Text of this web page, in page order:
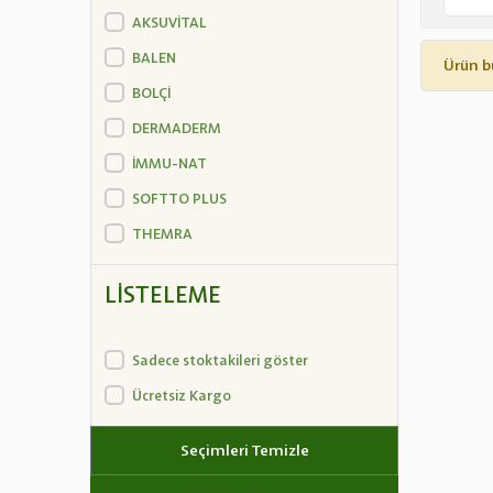
AKSUVİTAL
BALEN
BOLÇİ
DERMADERM
İMMU-NAT
SOFTTO PLUS
THEMRA
LISTELEME
Sadece stoktakileri göster
Ücretsiz Kargo
Seçimleri Temizle
Ürün